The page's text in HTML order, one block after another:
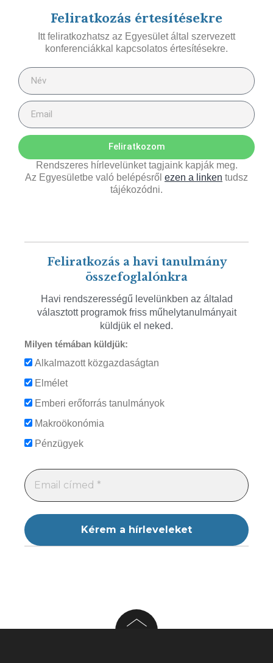
Feliratkozás értesítésekre
Itt feliratkozhatsz az Egyesület által szervezett
konferenciákkal kapcsolatos értesítésekre.
Feliratkozom
Rendszeres hírlevelünket tagjaink kapják meg.
Az Egyesületbe való belépésről ezen a linken tudsz
tájékozódni.
Feliratkozás a havi tanulmány
összefoglalónkra
Havi rendszerességű levelünkben az általad
választott programok friss műhelytanulmányait
küldjük el neked.
Milyen témában küldjük:
Alkalmazott közgazdaságtan
Elmélet
Emberi erőforrás tanulmányok
Makroökonómia
Pénzügyek